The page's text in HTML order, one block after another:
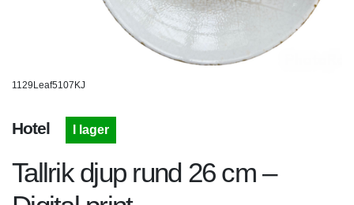
1129Leaf5107KJ
Hotel I lager
Tallrik djup rund 26 cm –